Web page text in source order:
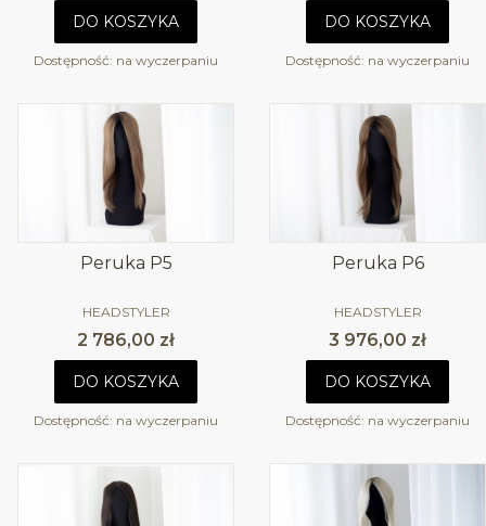
DO KOSZYKA
Dostępność: na wyczerpaniu
DO KOSZYKA
Dostępność: na wyczerpaniu
Peruka P5
PRODUCENT
HEADSTYLER
Cena
2 786,00 zł
DO KOSZYKA
Dostępność: na wyczerpaniu
Peruka P6
PRODUCENT
HEADSTYLER
Cena
3 976,00 zł
DO KOSZYKA
Dostępność: na wyczerpaniu